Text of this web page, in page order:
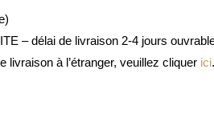
– délai de livraison 2-4 jours
livraison à l’étranger, veuillez cliquer ici.